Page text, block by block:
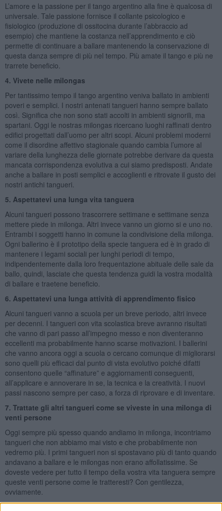
L’amore e la passione per il tango argentino alla fine è qualcosa di
universale. Tale passione fornisce il collante psicologico e
fisiologico (produzione di ossitocina durante l’abbraccio ad
esempio) che mantiene la costanza nell’apprendimento e ciò
permette di continuare a ballare mantenendo la conservazione di
questa danza sempre di più nel tempo. Più amate il tango e più ne
trarrete beneficio.
4. Vivete nelle milongas
Per tantissimo tempo il tango argentino veniva ballato in ambienti
poveri e semplici. I nostri antenati tangueri hanno sempre ballato
così. Significa che non sono stati accolti in ambienti signorili, ma
spartani. Oggi le nostras milongas ricercano luoghi raffinati dentro
edifici progettati dall’uomo per altri scopi. Alcuni problemi moderni
come il disordine affettivo stagionale quando cambia l’umore al
variare della lunghezza delle giornate potrebbe derivare da questa
mancata corrispondenza evolutiva a cui siamo predisposti. Andate
anche a ballare in posti semplici e accoglienti e ritrovate il gusto dei
nostri antichi tangueri.
5. Aspettatevi una lunga vita tanguera
Alcuni tangueri possono trascorrere settimane e settimane senza
mettere piede in milonga. Altri invece vanno un giorno si e uno no.
Entrambi i soggetti hanno in comune la condivisione della milonga.
Ogni ballerino è il prototipo della specie tanguera ed è in grado di
mantenere i legami sociali per lunghi periodi di tempo,
indipendentemente dalla loro frequentazione abituale delle sale da
ballo, quindi, lasciate che questa tendenza guidi la vostra modalità
di ballare e traetene beneficio.
6. Aspettatevi una lunga attività di apprendimento fisico
Alcuni tangueri vanno a scuola per un breve periodo, altri invece
per decenni. I tangueri con vita scolastica breve avranno risultati
che vanno di pari passo all’impegno messo e non diventeranno
eccellenti ma probabilmente hanno scarse motivazioni. I ballerini
che vanno ancora oggi a scuola o cercano comunque di migliorarsi
sono quelli più efficaci dal punto di vista evolutivo poiché difatti
consentono quelle “affinature” e aggiornamenti conseguenti,
all’applicare e annoverare in se, la tecnica e la creatività. I nuovi
passi nascono sempre per caso, a forza di riprovare e di inventare.
7. Trattate gli altri tangueri come se viveste in una milonga di
venti persone
Oggi sempre più spesso quando andiamo in milonga, incontriamo
tangueri che non abbiamo mai visto e che probabilmente non
vedremo più. I primi tangueri non si spostavano più di tanto quando
andavano a ballare e le milongas non erano affollatissime. Se
doveste vedere per tutto il tempo della vostra vita tanguera sempre
queste venti persone come le tratteresti? Con gentilezza,
ovviamente.
8. Ballate bene, fate tanta pratica e sentitevi tangueri